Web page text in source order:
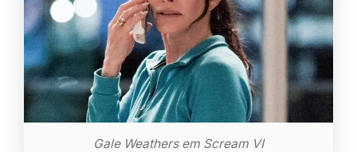
Gale Weathers em Scream VI